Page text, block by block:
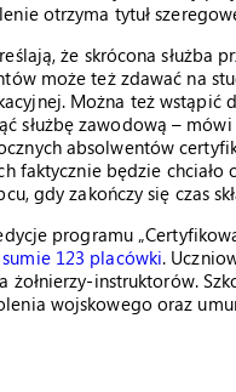
otrzyma tytuł
że skrócona
może też zdawać na
Można też wstąpić
służbę zawodową –
absolwentów
faktycznie będzie chciało
gdy zakończy się czas
programu
123 placówki.
instruktorów.
wojskowego oraz